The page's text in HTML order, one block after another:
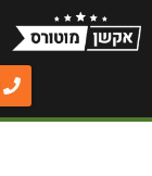
לתוכן